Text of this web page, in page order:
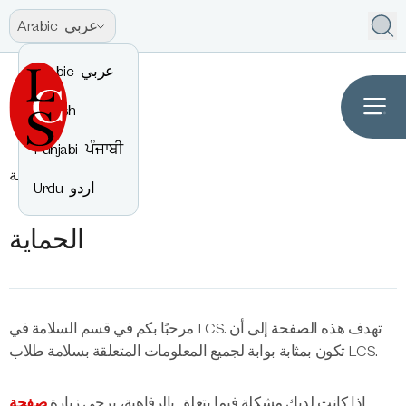
Arabic عربي
Arabic عربي
English
Punjabi ਪੰਜਾਬੀ
Urdu اردو
معلومة
الحماية
مرحبًا بكم في قسم السلامة في LCS. تهدف هذه الصفحة إلى أن
تكون بمثابة بوابة لجميع المعلومات المتعلقة بسلامة طلاب LCS.